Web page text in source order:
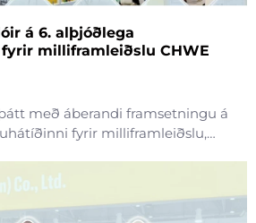
á 6. alþjóðlega
milliframleiðslu CHWE
með áberandi framsetningu á
fyrir milliframleiðslu,
OEM/ODM-þjónustu. Með
á húðvörnum